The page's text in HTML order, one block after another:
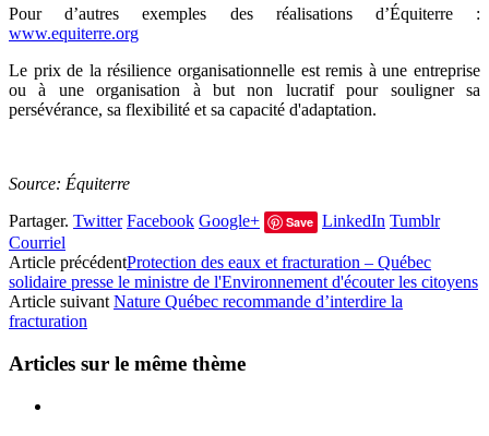
Pour d’autres exemples des réalisations d’Équiterre :
www.equiterre.org
Le prix de la résilience organisationnelle est remis à une entreprise
ou à une organisation à but non lucratif pour souligner sa
persévérance, sa flexibilité et sa capacité d'adaptation.
Source: Équiterre
Partager. Twitter Facebook Google+ Save LinkedIn Tumblr
Courriel
Article précédentProtection des eaux et fracturation – Québec
solidaire presse le ministre de l'Environnement d'écouter les citoyens
Article suivant Nature Québec recommande d’interdire la
fracturation
Articles sur le même thème